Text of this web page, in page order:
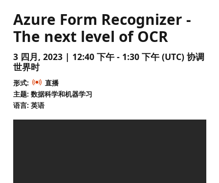
Azure Form Recognizer -
The next level of OCR
3 四月, 2023 | 12:40 下午 - 1:30 下午 (UTC) 协调
世界时
形式:
直播
主题: 数据科学和机器学习
语言: 英语